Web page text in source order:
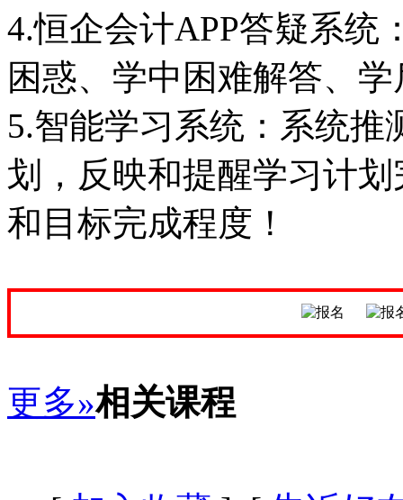
4.恒企会计APP答疑系统
困惑、学中困难解答、
5.智能学习系统：系统
划，反映和提醒学习计
和目标完成程度！
更多»相关课程